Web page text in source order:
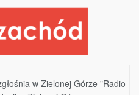
w Zielonej Górze "Radio